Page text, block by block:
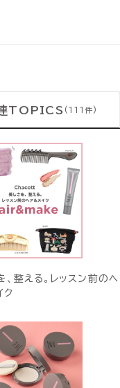
TOPICS (111件)
、整える。レッスン前のヘ
ク